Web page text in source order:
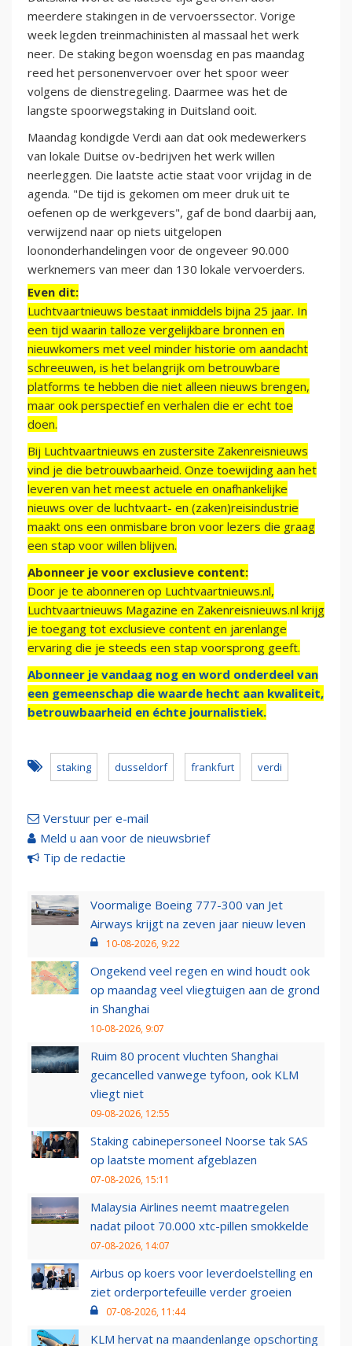
meerdere stakingen in de vervoerssector. Vorige
week legden treinmachinisten al massaal het werk
neer. De staking begon woensdag en pas maandag
reed het personenvervoer over het spoor weer
volgens de dienstregeling. Daarmee was het de
langste spoorwegstaking in Duitsland ooit.
Maandag kondigde Verdi aan dat ook medewerkers
van lokale Duitse ov-bedrijven het werk willen
neerleggen. Die laatste actie staat voor vrijdag in de
agenda. "De tijd is gekomen om meer druk uit te
oefenen op de werkgevers", gaf de bond daarbij aan,
verwijzend naar op niets uitgelopen
loononderhandelingen voor de ongeveer 90.000
werknemers van meer dan 130 lokale vervoerders.
Even dit:
Luchtvaartnieuws bestaat inmiddels bijna 25 jaar. In
een tijd waarin talloze vergelijkbare bronnen en
nieuwkomers met veel minder historie om aandacht
schreeuwen, is het belangrijk om betrouwbare
platforms te hebben die niet alleen nieuws brengen,
maar ook perspectief en verhalen die er echt toe
doen.
Bij Luchtvaartnieuws en zustersite Zakenreisnieuws
vind je die betrouwbaarheid. Onze toewijding aan het
leveren van het meest actuele en onafhankelijke
nieuws over de luchtvaart- en (zaken)reisindustrie
maakt ons een onmisbare bron voor lezers die graag
een stap voor willen blijven.
Abonneer je voor exclusieve content:
Door je te abonneren op Luchtvaartnieuws.nl,
Luchtvaartnieuws Magazine en Zakenreisnieuws.nl krijg
je toegang tot exclusieve content en jarenlange
ervaring die je steeds een stap voorsprong geeft.
Abonneer je vandaag nog en word onderdeel van
een gemeenschap die waarde hecht aan kwaliteit,
betrouwbaarheid en échte journalistiek.
staking dusseldorf frankfurt verdi
Verstuur per e-mail
Meld u aan voor de nieuwsbrief
Tip de redactie
Voormalige Boeing 777-300 van Jet
Airways krijgt na zeven jaar nieuw leven
10-08-2026, 9:22
Ongekend veel regen en wind houdt ook
op maandag veel vliegtuigen aan de grond
in Shanghai
10-08-2026, 9:07
Ruim 80 procent vluchten Shanghai
gecancelled vanwege tyfoon, ook KLM
vliegt niet
09-08-2026, 12:55
Staking cabinepersoneel Noorse tak SAS
op laatste moment afgeblazen
07-08-2026, 15:11
Malaysia Airlines neemt maatregelen
nadat piloot 70.000 xtc-pillen smokkelde
07-08-2026, 14:07
Airbus op koers voor leverdoelstelling en
ziet orderportefeuille verder groeien
07-08-2026, 11:44
KLM hervat na maandenlange opschorting